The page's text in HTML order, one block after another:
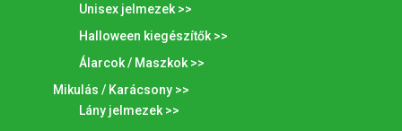
Unisex jelmezek >>
Halloween kiegészítők >>
Álarcok / Maszkok >>
Mikulás / Karácsony >>
Lány jelmezek >>